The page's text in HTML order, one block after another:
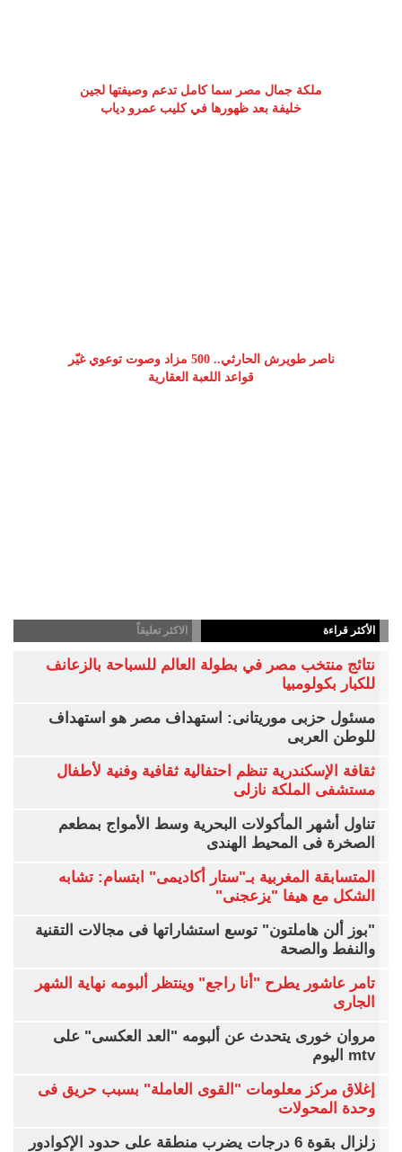
ملكة جمال مصر سما كامل تدعم وصيفتها لجين
خليفة بعد ظهورها في كليب عمرو دياب
ناصر طويرش الحارثي.. 500 مزاد وصوت توعوي غيّر
قواعد اللعبة العقارية
الأكثر قراءة الاكثر تعليقاً
نتائج منتخب مصر في بطولة العالم للسباحة بالزعانف
للكبار بكولومبيا
مسئول حزبى موريتانى: استهداف مصر هو استهداف
للوطن العربى
ثقافة الإسكندرية تنظم احتفالية ثقافية وفنية لأطفال
مستشفى الملكة نازلى
تناول أشهر المأكولات البحرية وسط الأمواج بمطعم
الصخرة فى المحيط الهندى
المتسابقة المغربية بـ"ستار أكاديمى" ابتسام: تشابه
الشكل مع هيفا "يزعجنى"
"بوز ألن هاملتون" توسع استشاراتها فى مجالات التقنية
والنفط والصحة
تامر عاشور يطرح "أنا راجع" وينتظر ألبومه نهاية الشهر
الجارى
مروان خورى يتحدث عن ألبومه "العد العكسى" على
mtv اليوم
إغلاق مركز معلومات "القوى العاملة" بسبب حريق فى
وحدة المحولات
زلزال بقوة 6 درجات يضرب منطقة على حدود الإكوادور